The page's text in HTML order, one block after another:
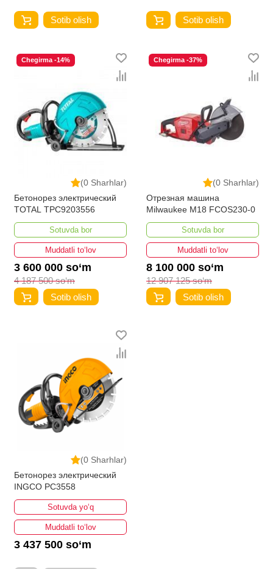
Sotib olish Sotib olish
(0 Sharhlar)
Chegirma -14%
Бетонорез электрический
TOTAL TPC9203556
Sotuvda bor
Muddatli to‘lov
3 600 000 so‘m
4 187 500 so‘m
Sotib olish
(0 Sharhlar)
Chegirma -37%
Отрезная машина
Milwaukee M18 FCOS230-0
Sotuvda bor
Muddatli to‘lov
8 100 000 so‘m
12 907 125 so‘m
Sotib olish
(0 Sharhlar)
Бетонорез электрический
INGCO PC3558
Sotuvda yo‘q
Muddatli to‘lov
3 437 500 so‘m